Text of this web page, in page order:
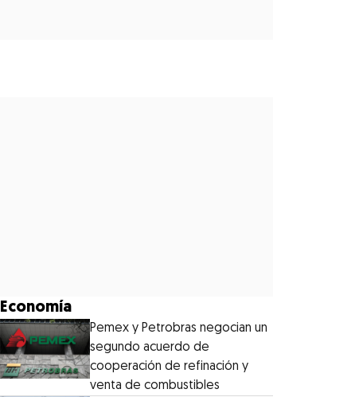
Economía
Pemex y Petrobras negocian un
segundo acuerdo de
cooperación de refinación y
venta de combustibles